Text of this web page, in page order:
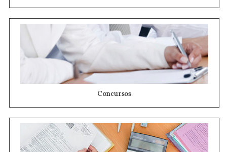
Concursos